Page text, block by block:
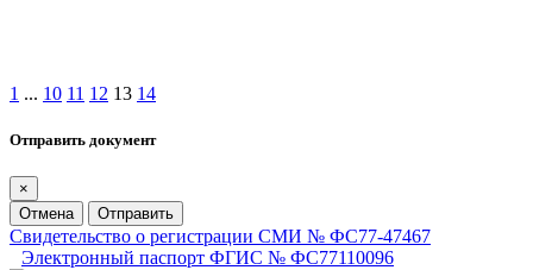
1 ... 10 11 12 13 14
Отправить документ
×
Отмена
Отправить
Свидетельство о регистрации СМИ № ФС77-47467
Электронный паспорт ФГИС № ФС77110096